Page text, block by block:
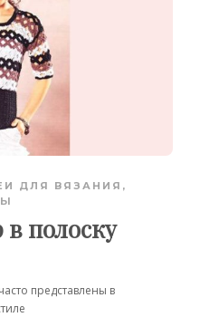
ДЛЯ ВЯЗАНИЯ ,
полоску
представлены в